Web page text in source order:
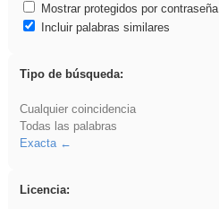
Mostrar protegidos por contraseña
Incluir palabras similares
Tipo de búsqueda:
Cualquier coincidencia
Todas las palabras
Exacta
Licencia: